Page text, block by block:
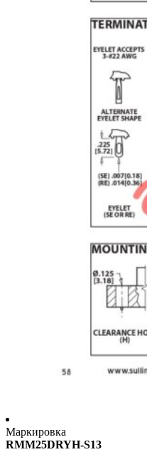
Маркировка
RMM25DRYH-S13